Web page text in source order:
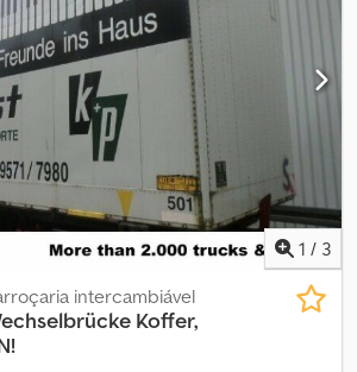
de amarração. INFORMAÇÕES SOBRE
alterações, venda prévia e erros
Abzsha
1 / 3
intercambiável
Koffer,